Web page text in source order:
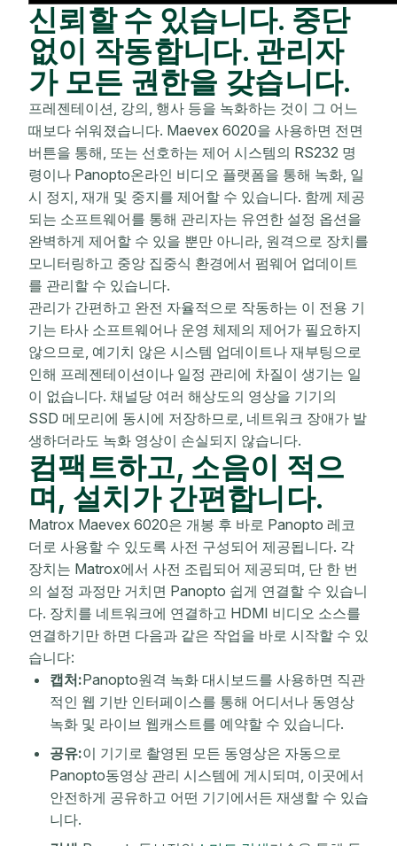
신뢰할 수 있습니다. 중단
없이 작동합니다. 관리자
가 모든 권한을 갖습니다.
프레젠테이션, 강의, 행사 등을 녹화하는 것이 그 어느
때보다 쉬워졌습니다. Maevex 6020을 사용하면 전면
버튼을 통해, 또는 선호하는 제어 시스템의 RS232 명
령이나 Panopto온라인 비디오 플랫폼을 통해 녹화, 일
시 정지, 재개 및 중지를 제어할 수 있습니다. 함께 제공
되는 소프트웨어를 통해 관리자는 유연한 설정 옵션을
완벽하게 제어할 수 있을 뿐만 아니라, 원격으로 장치를
모니터링하고 중앙 집중식 환경에서 펌웨어 업데이트
를 관리할 수 있습니다.
관리가 간편하고 완전 자율적으로 작동하는 이 전용 기
기는 타사 소프트웨어나 운영 체제의 제어가 필요하지
않으므로, 예기치 않은 시스템 업데이트나 재부팅으로
인해 프레젠테이션이나 일정 관리에 차질이 생기는 일
이 없습니다. 채널당 여러 해상도의 영상을 기기의
SSD 메모리에 동시에 저장하므로, 네트워크 장애가 발
생하더라도 녹화 영상이 손실되지 않습니다.
컴팩트하고, 소음이 적으
며, 설치가 간편합니다.
Matrox Maevex 6020은 개봉 후 바로 Panopto 레코
더로 사용할 수 있도록 사전 구성되어 제공됩니다. 각
장치는 Matrox에서 사전 조립되어 제공되며, 단 한 번
의 설정 과정만 거치면 Panopto 쉽게 연결할 수 있습니
다. 장치를 네트워크에 연결하고 HDMI 비디오 소스를
연결하기만 하면 다음과 같은 작업을 바로 시작할 수 있
습니다:
캡처:Panopto원격 녹화 대시보드를 사용하면 직관
적인 웹 기반 인터페이스를 통해 어디서나 동영상
녹화 및 라이브 웹캐스트를 예약할 수 있습니다.
공유:이 기기로 촬영된 모든 동영상은 자동으로
Panopto동영상 관리 시스템에 게시되며, 이곳에서
안전하게 공유하고 어떤 기기에서든 재생할 수 있습
니다.